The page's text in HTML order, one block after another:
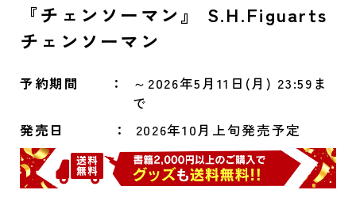
『チェンソーマン』 S.H.Figuarts
チェンソーマン
予約期間
～2026年5月11日(月) 23:59ま
で
発売日
2026年10月上旬発売予定